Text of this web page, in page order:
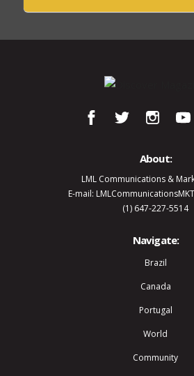
About:
LML Communications &
E-mail:
(1) 647-227-5514
Navigate:
Brazil
Canada
Portugal
World
Community